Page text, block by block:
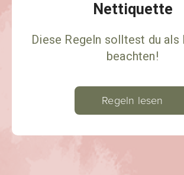
Nettiquette
Diese Regeln solltest du als
beachten!
Regeln lesen